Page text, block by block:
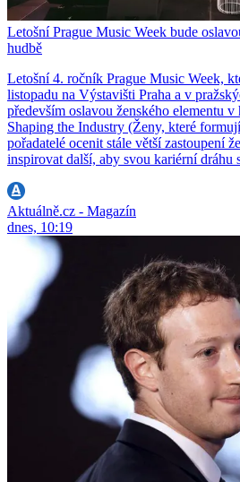
Letošní Prague Music Week bude
hudbě
Letošní 4. ročník Prague Music Week,
listopadu na Výstavišti Praha a v
především oslavou ženského elementu v
Shaping the Industry (Ženy, které
pořadatelé ocenit stále větší zastoupení
inspirovat další, aby svou kariérní dráhu
Aktuálně.cz - Magazín
dnes, 10:19